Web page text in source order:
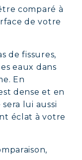
comparé à
de votre
de fissures,
eaux dans
En
dense et en
lui aussi
éclat à votre